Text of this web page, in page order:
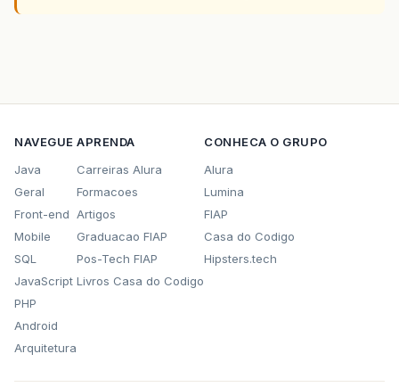
NAVEGUE
Java
Geral
Front-end
Mobile
SQL
JavaScript
PHP
Android
Arquitetura
APRENDA
Carreiras Alura
Formacoes
Artigos
Graduacao FIAP
Pos-Tech FIAP
Livros Casa do Codigo
CONHECA O GRUPO
Alura
Lumina
FIAP
Casa do Codigo
Hipsters.tech